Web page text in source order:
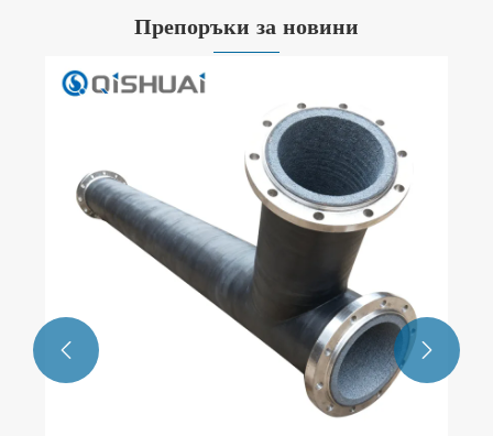
Препоръки за новини
Индустриални решения за защита
от износване за минната и
циментовата промишленост
Виж повече >>
 